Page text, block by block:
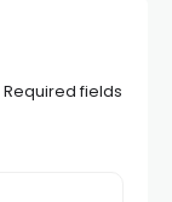
Required fields